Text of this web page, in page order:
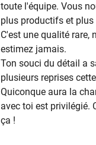
toute l'équipe. Vous
plus productifs et
C'est une qualité rare,
estimez jamais.
Ton souci du détail a
plusieurs reprises
Quiconque aura la
avec toi est privilégié.
ça !